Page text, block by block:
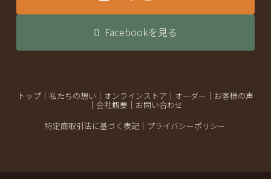
Facebookを見る
トップ｜ 私たちの想い オンラインストア オーダー
お客様の声
会社概要 お問い合わせ
特定商取引法に基づく表記 プライバシーポリシー